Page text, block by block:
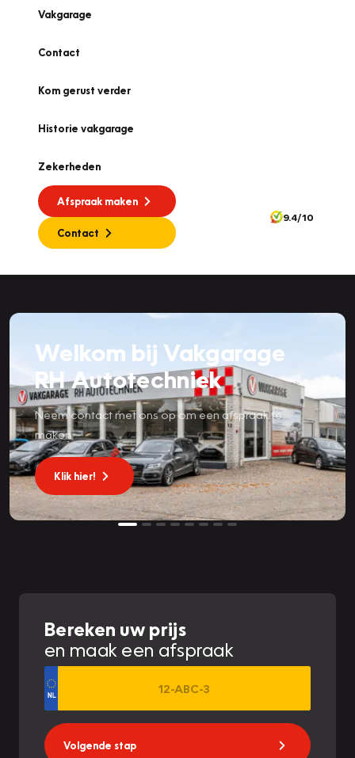
Vakgarage
Contact
Kom gerust verder
Historie vakgarage
Zekerheden
Afspraak maken
Contact
9.4/10
Welkom bij Vakgarage
RH Autotechniek
Neem contact met ons op om een afspraak te
maken
Klik hier!
Bereken uw prijs
en maak een afspraak
Volgende stap